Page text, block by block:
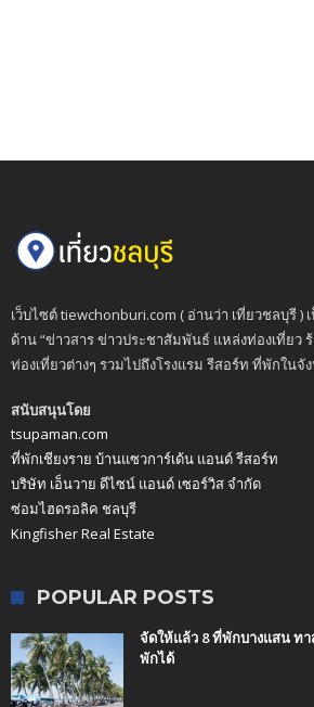
เว็บไซต์ tiewchonburi.com ( อ่านว่า เที่ยวชลบุรี )
ด้าน “ข่าวสาร ข่าวประชาสัมพันธ์ แหล่งท่องเที่ยว
ท่องเที่ยวต่างๆ รวมไปถึงโรงแรม รีสอร์ท ที่พักในจั
สนับสนุนโดย
tsupaman.com
ที่พักเชียงราย บ้านแซวการ์เด้น แอนด์ รีสอร์ท
บริษัท เอ็นวาย ดีไซน์ แอนด์ เซอร์วิส จำกัด
ซ่อมไฮดรอลิค ชลบุรี
Kingfisher Real Estate
POPULAR POSTS
จัดให้แล้ว 8 ที่พักบางแสน ท
พักได้